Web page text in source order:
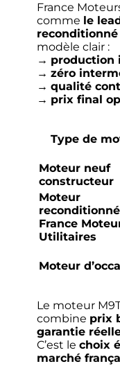
France
comme le
modèle clair :
→ production
→ zéro
→ qualité
→ prix final
Type de
Moteur neuf
constructeur
Moteur
reconditionné
France
Utilitaires
Moteur
Le moteur
combine prix
garantie
C’est le choix
marché